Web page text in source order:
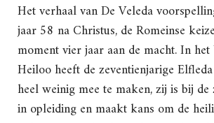
Het verhaal van De Veleda
jaar 58 na Christus, de Romeinse
moment vier jaar aan de macht. In
Heiloo heeft de zeventienjarige
heel weinig mee te maken, zij is bij
in opleiding en maakt kans om de